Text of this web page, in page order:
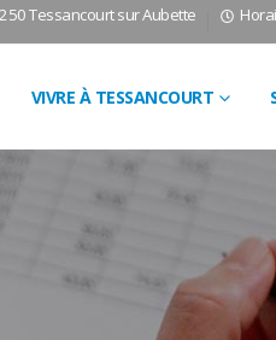
Tessancourt sur Aubette
VIVRE À TESSANCOURT